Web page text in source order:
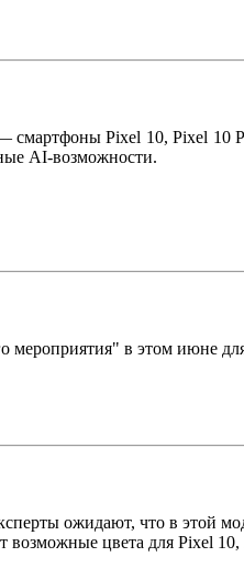
смартфоны Pixel 10, Pixel
AI-возможности.
мероприятия" в этом июне
ожидают, что в этой
цвета для Pixel